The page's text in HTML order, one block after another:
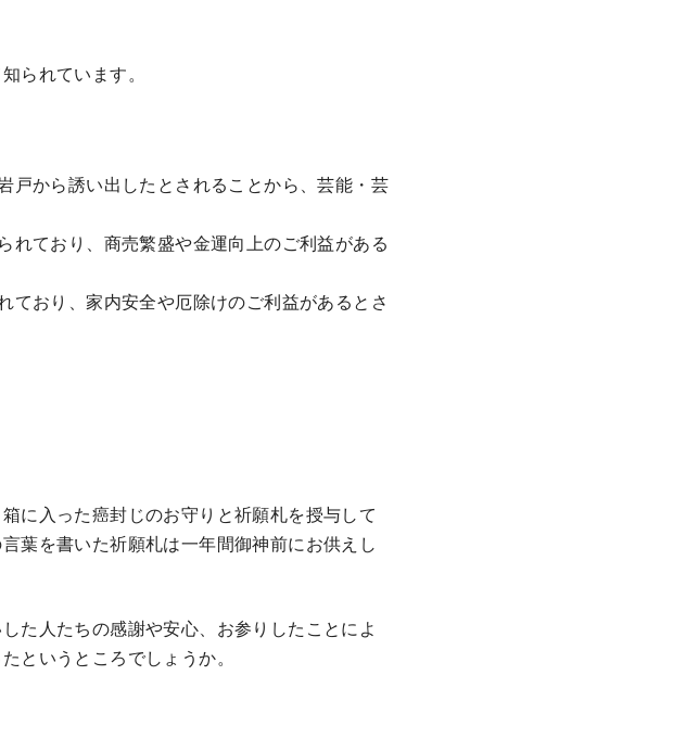
られています。
戸から誘い出したとされることから、芸能・芸
れており、商売繁盛や金運向上のご利益がある
ており、家内安全や厄除けのご利益があるとさ
に入った癌封じのお守りと祈願札を授与して
葉を書いた祈願札は一年間御神前にお供えし
た人たちの感謝や安心、お参りしたことによ
というところでしょうか。